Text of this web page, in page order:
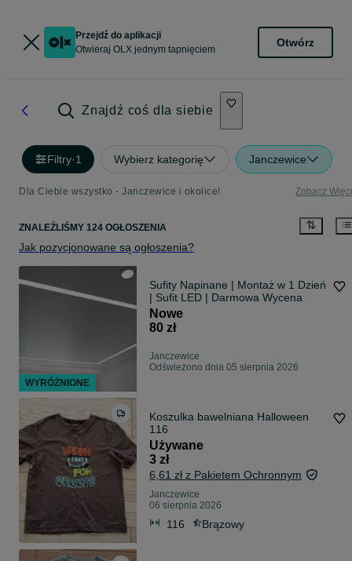
Przejdź do aplikacji
Otwieraj OLX jednym tapnięciem
Otwórz
Znajdź coś dla siebie
Filtry·1 Wybierz kategorię Janczewice
Dla Ciebie wszystko - Janczewice i okolice! Zobacz
ZNALEŹLIŚMY 124 OGŁOSZENIA
Jak pozycjonowane są ogłoszenia?
Sufity Napinane | Montaż w 1 Dzień
| Sufit LED | Darmowa Wycena
Nowe
80 zł
Janczewice
Odświeżono dnia 05 sierpnia 2026
Koszulka bawelniana Halloween
116
Używane
3 zł
6,61 zł z Pakietem Ochronnym
Janczewice
06 sierpnia 2026
116 Brązowy
WYRÓŻNIONE